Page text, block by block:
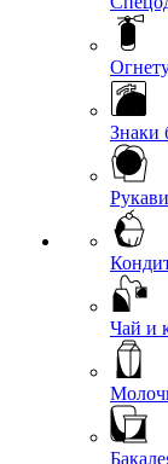
Знаки
Чай и